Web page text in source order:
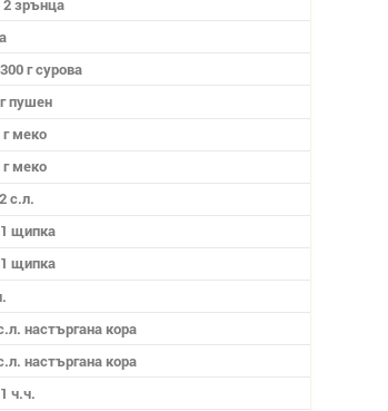
2 зрънца
г сурова
пушен
меко
меко
с.л.
щипка
щипка
настъргана кора
настъргана кора
ч.ч.